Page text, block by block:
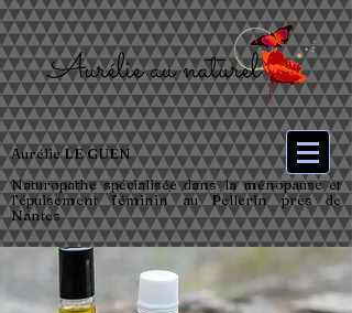
Aurélie LE GUEN
Naturopathe spécialisée dans la ménopause et
l’épuisement féminin au Pellerin près de
Nantes